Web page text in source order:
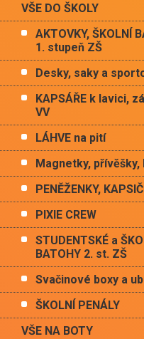
VŠE DO ŠKOLY
AKTOVKY, ŠKOLNÍ
1. stupeň ZŠ
Desky, saky a
KAPSÁŘE k lavici,
VV
LÁHVE na pití
Magnetky, přívěšky,
PENĚŽENKY,
PIXIE CREW
STUDENTSKÉ a
BATOHY 2. st. ZŠ
Svačinové boxy a
ŠKOLNÍ PENÁLY
VŠE NA BOTY